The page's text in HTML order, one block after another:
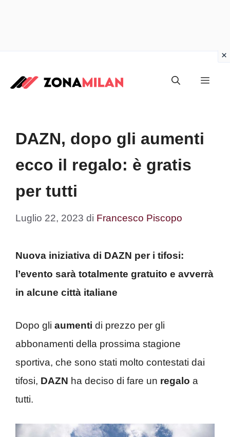
DAZN, dopo gli aumenti
ecco il regalo: è gratis
per tutti
Luglio 22, 2023 di Francesco Piscopo
Nuova iniziativa di DAZN per i tifosi:
l’evento sarà totalmente gratuito e avverrà
in alcune città italiane
Dopo gli aumenti di prezzo per gli
abbonamenti della prossima stagione
sportiva, che sono stati molto contestati dai
tifosi, DAZN ha deciso di fare un regalo a
tutti.